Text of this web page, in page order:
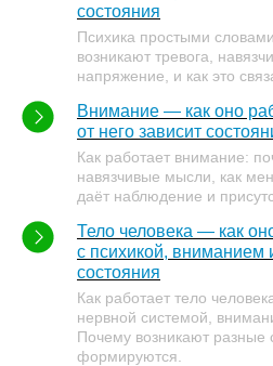
состояния
Психика простыми
возникают тревога,
напряжение, и как это
Внимание — как оно
от него зависит
Как работает внимание:
навязчивые мысли, как
даёт наблюдение и
Тело человека — как
с психикой,
состояния
Как работает тело
нервной системой,
Почему возникают разные
формируются.